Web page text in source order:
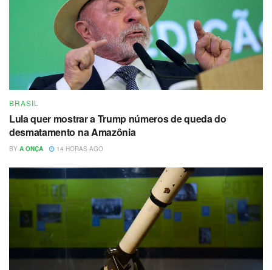
BRASIL
Lula quer mostrar a Trump números de queda do
desmatamento na Amazônia
BY A ONÇA 14 HORAS AGO